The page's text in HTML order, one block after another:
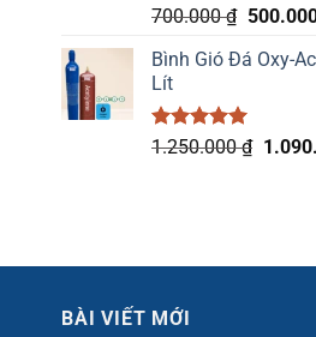
Được xếp
5.00
5 sao
700.000₫ Giá
là:
Bình Gió Đá Oxy-
Lít
Được xếp
1.250.000₫ Giá
BÀI VIẾT MỚI